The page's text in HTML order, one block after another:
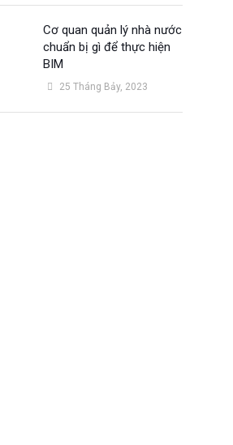
Cơ quan quản lý nhà nước
chuẩn bị gì để thực hiện
BIM
25 Tháng Bảy, 2023